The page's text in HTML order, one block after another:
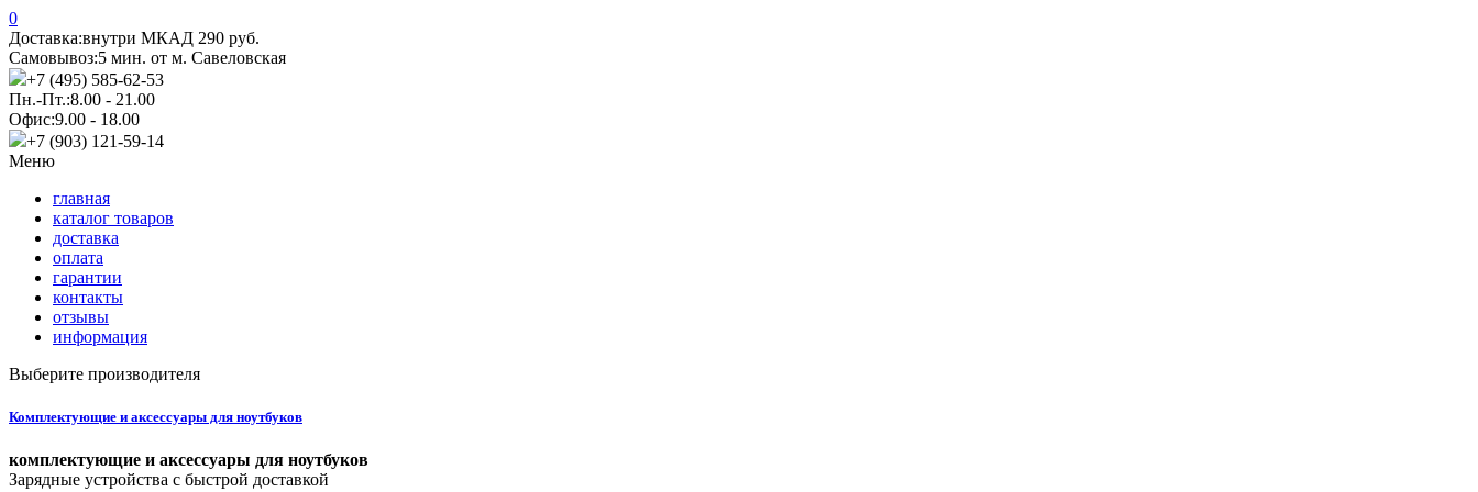
0
Доставка:внутри МКАД 290 руб.
Самовывоз:5 мин. от м. Савеловская
+7 (495) 585-62-53
Пн.-Пт.:8.00 - 21.00
Офис:9.00 - 18.00
+7 (903) 121-59-14
Меню
главная
каталог товаров
доставка
оплата
гарантии
контакты
отзывы
информация
Выберите производителя
Комплектующие и аксессуары для ноутбуков
комплектующие и аксессуары для ноутбуков
Зарядные устройства с быстрой доставкой